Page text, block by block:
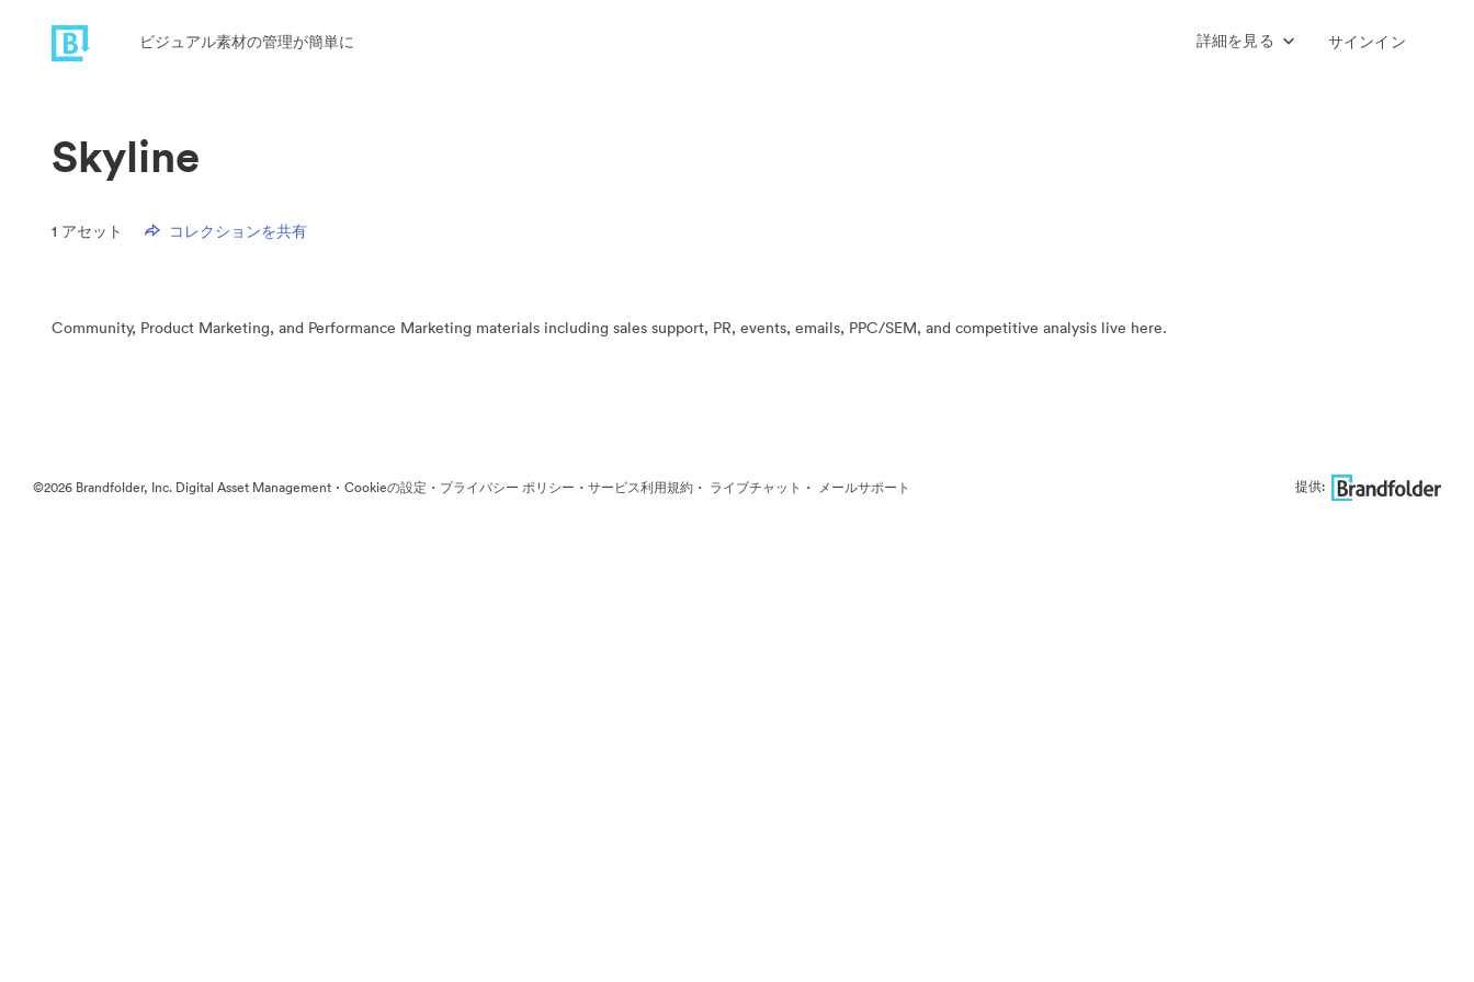
ビジュアル素材の管理が簡単に 詳細を見る サインイン
Skyline
1 アセット コレクションを共有
Community, Product Marketing, and Performance Marketing materials including sales support, PR, events, emails, PPC/SEM, and competitive analysis live here.
©2026 Brandfolder, Inc. Digital Asset Management · Cookieの設定 · プライバシー ポリシー · サービス利用規約 · ライブチャット · メールサポート 提供: